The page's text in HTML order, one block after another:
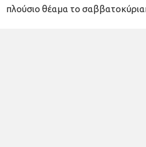
πλούσιο θέαμα το